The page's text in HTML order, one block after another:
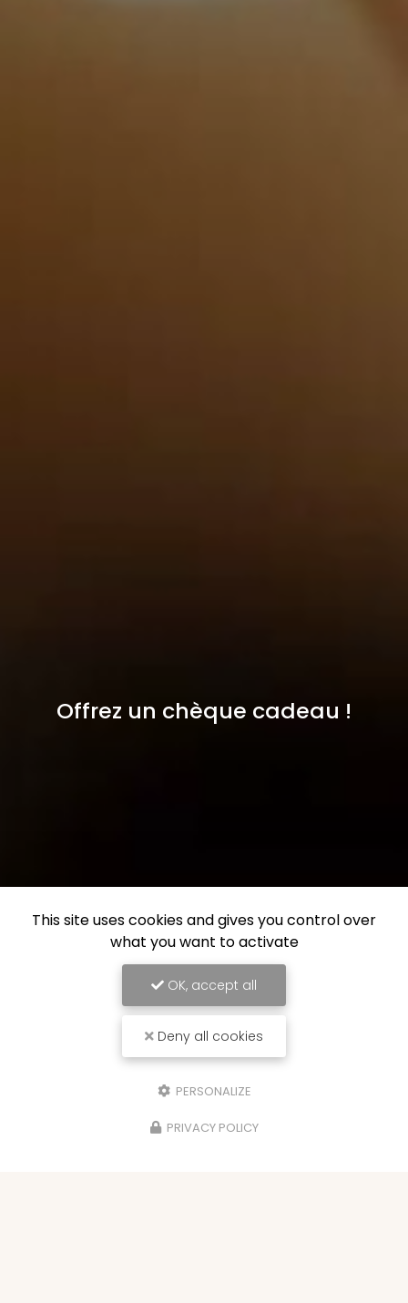
Offrez un chèque cadeau !
This site uses cookies and gives you control over
what you want to activate
OK, accept all
Deny all cookies
PERSONALIZE
PRIVACY POLICY